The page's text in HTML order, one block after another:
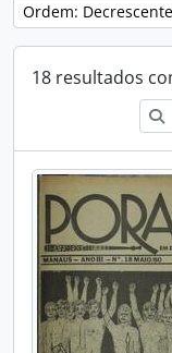
Ordem: Decrescente
18 resultados